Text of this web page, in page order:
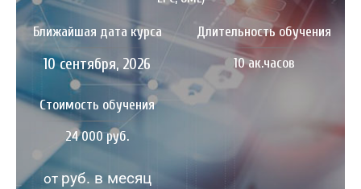
Ближайшая дата курса
10 сентября, 2026
Длительность обучения
10 ак.часов
Стоимость обучения
24 000 руб.
от руб. в месяц